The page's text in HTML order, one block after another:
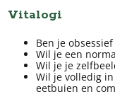
Vitalogi
Ben je
Wil je een
Wil je je
Wil je volledig
eetbuien en